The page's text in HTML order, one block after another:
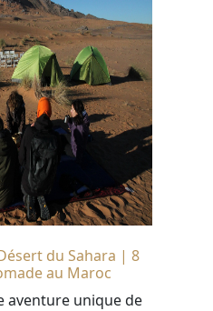
du Sahara | 8
au Maroc
aventure unique de